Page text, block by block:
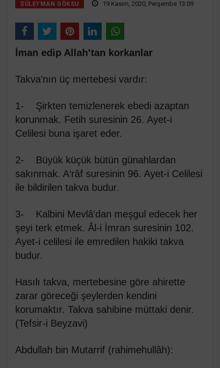
SÜLEYMAN GÖKSU 19 Kasım, 2020, Perşembe 13:09
İman edip Allah’tan korkanlar
Takva'nın üç mertebesi vardır:
1- Şirkten temizlenerek ebedi azaptan
korunmak. Fetih suresinin 26. Ayet-i
Celilesi buna işaret eder.
2- Büyük küçük bütün günahlardan
sakınmak. A‘râf suresinin 96. Ayet-i Celilesi
ile bildirilen takva budur.
3- Kalbini Mevlâ'dan meşgul edecek her
şeyi terk etmek. Âl-i İmran suresinin 102.
Ayet-i celilesi ile emredilen hakiki takva
budur.
Hasılı takva, mertebesine göre ahirette
zarar göreceği şeylerden kendini
korumaktır. Takva sahibine müttaki denir.
(Tefsir-i Beyzavi)
Abdullah bin Mutarrif (rahimehullâh):